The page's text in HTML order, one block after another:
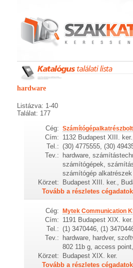
hardware
Listázva: 1-40
Találat: 177
Cég: Számítógépalkatrészbolt
Cím: 1132 Budapest XIII.
Tel.: (30) 4775555, (30)
Tev.: hardware,
számítógépek,
számítógép alkatrészek
Körzet: Budapest XIII. ker.,
Tovább a részletes
Cég: Mytek Communication
Cím: 1191 Budapest XIX.
Tel.: (1) 3470446, (1)
Tev.:
hardware, hardver,
802 11b g, access
Körzet:
Budapest XIX. ker.
Tovább a részletes